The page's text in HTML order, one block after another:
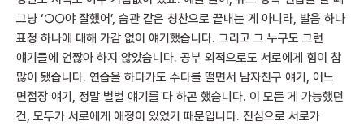
그냥 ‘○○야 잘했어’, 습관 같은 칭찬으로 끝내는 게 아니라, 발음 하나
표정 하나에 대해 가감 없이 얘기했습니다. 그리고 그 누구도 그런
얘기들에 언짢아 하지 않았습니다. 공부 외적으로도 서로에게 힘이 참
많이 됐습니다. 연습을 하다가도 수다를 떨면서 남자친구 얘기, 어느
면접장 얘기, 정말 별별 얘기를 다 하곤 했습니다. 이 모든 게 가능했던
건, 모두가 서로에게 애정이 있었기 때문입니다. 진심으로 서로가